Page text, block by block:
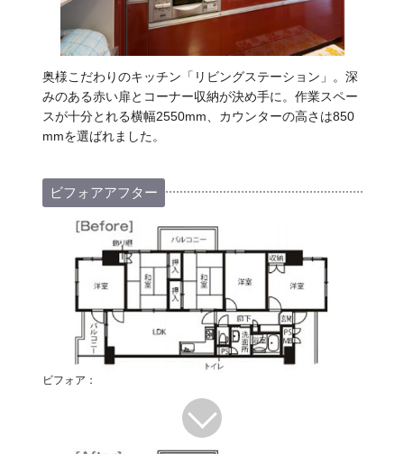
奥様こだわりのキッチン「リビングステーション」。深
みのある赤い扉とコーナー収納が決め手に。作業スペー
スが十分とれる横幅2550mm、カウンターの高さは850
mmを選ばれました。
ビフォアアフター
ビフォア：